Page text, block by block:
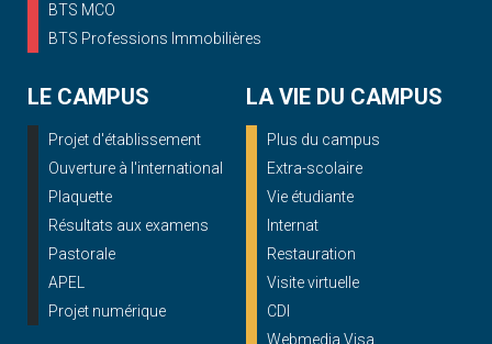
BTS MCO
BTS Professions Immobilières
LE CAMPUS
Projet d'établissement
Ouverture à l'international
Plaquette
Résultats aux examens
Pastorale
APEL
Projet numérique
LA VIE DU CAMPUS
Plus du campus
Extra-scolaire
Vie étudiante
Internat
Restauration
Visite virtuelle
CDI
Webmedia Visa